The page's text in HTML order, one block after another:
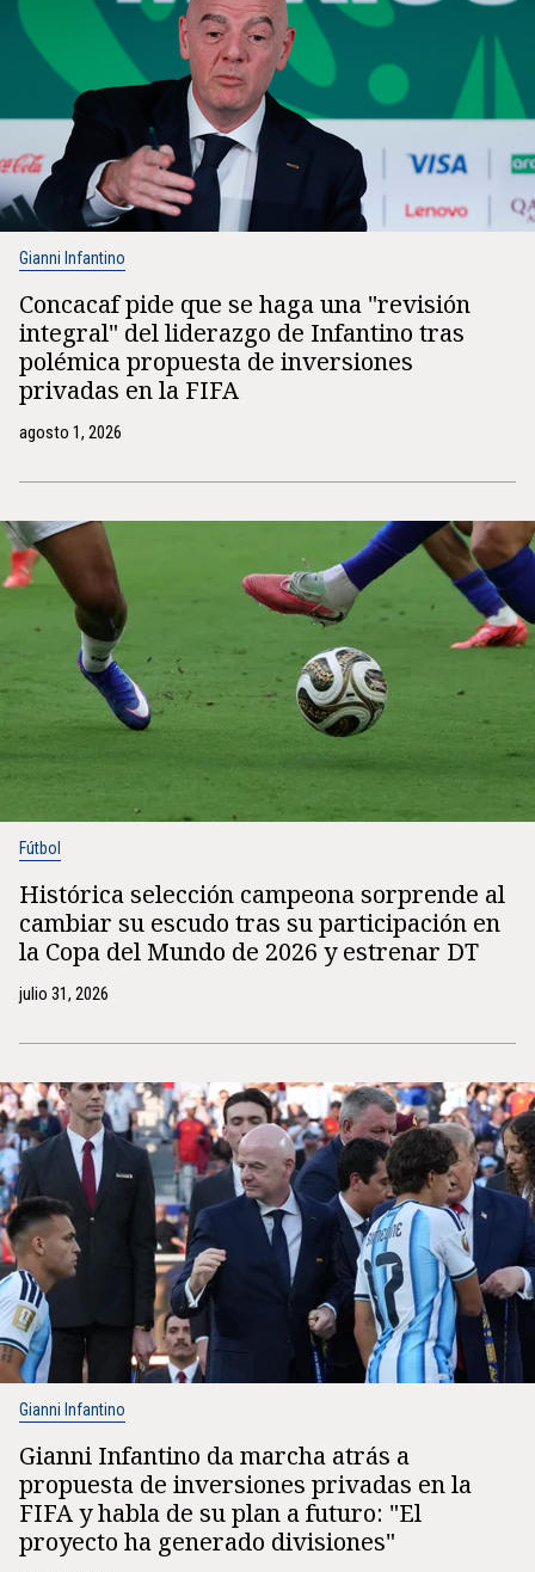
Gianni Infantino
Concacaf pide que se haga una "revisión
integral" del liderazgo de Infantino tras
polémica propuesta de inversiones
privadas en la FIFA
agosto 1, 2026
Fútbol
Histórica selección campeona sorprende al
cambiar su escudo tras su participación en
la Copa del Mundo de 2026 y estrenar DT
julio 31, 2026
Gianni Infantino
Gianni Infantino da marcha atrás a
propuesta de inversiones privadas en la
FIFA y habla de su plan a futuro: "El
proyecto ha generado divisiones"